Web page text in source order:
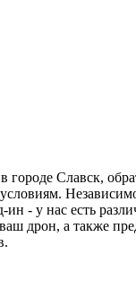
городе Славск,
- у нас есть
дрон, а также